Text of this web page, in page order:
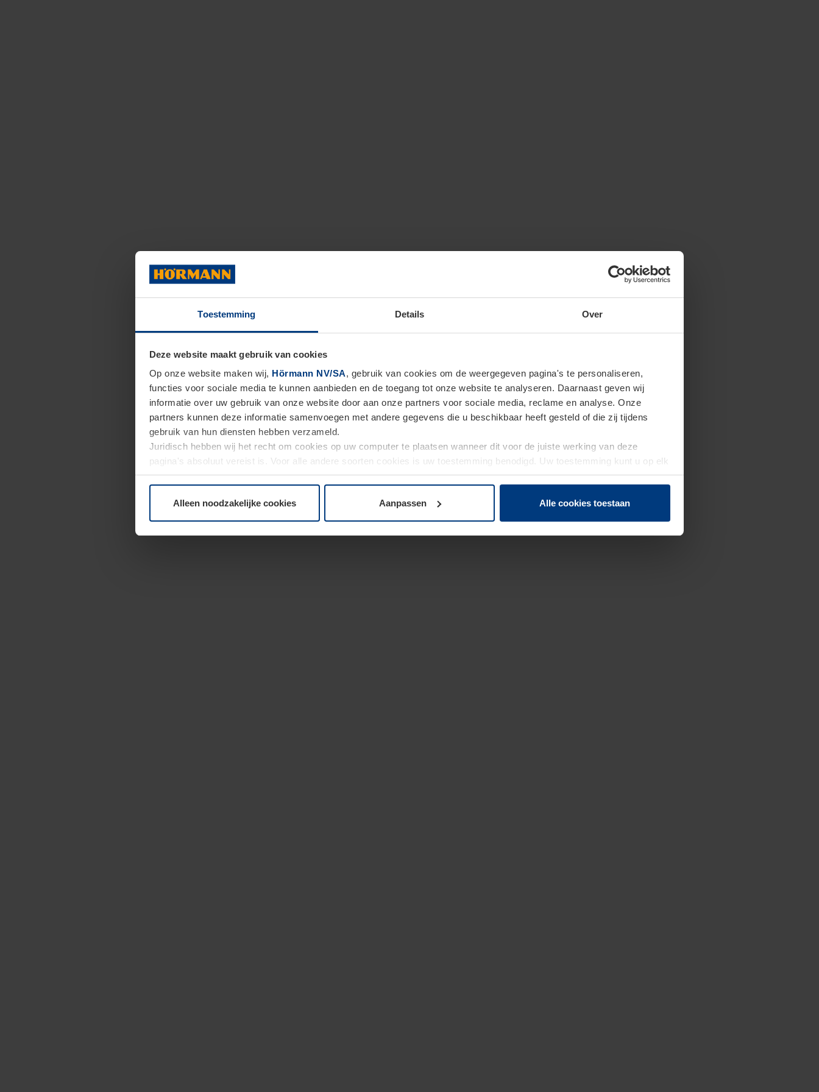
Toestemming Details Over
Deze website maakt gebruik van cookies
Op onze website maken wij, Hörmann NV/SA, gebruik van cookies om de weergegeven pagina's te personaliseren,
functies voor sociale media te kunnen aanbieden en de toegang tot onze website te analyseren. Daarnaast geven wij
informatie over uw gebruik van onze website door aan onze partners voor sociale media, reclame en analyse. Onze
partners kunnen deze informatie samenvoegen met andere gegevens die u beschikbaar heeft gesteld of die zij tijdens
gebruik van hun diensten hebben verzameld.
Juridisch hebben wij het recht om cookies op uw computer te plaatsen wanneer dit voor de juiste werking van deze
pagina's absoluut vereist is. Voor alle andere soorten cookies is uw toestemming benodigd. Uw toestemming kunt u op elk
moment bij de uitleg van de cookies op paginaPrivacyverklaringop onze website wijzigen of herroepen.
Alleen noodzakelijke cookies Aanpassen Alle cookies toestaan